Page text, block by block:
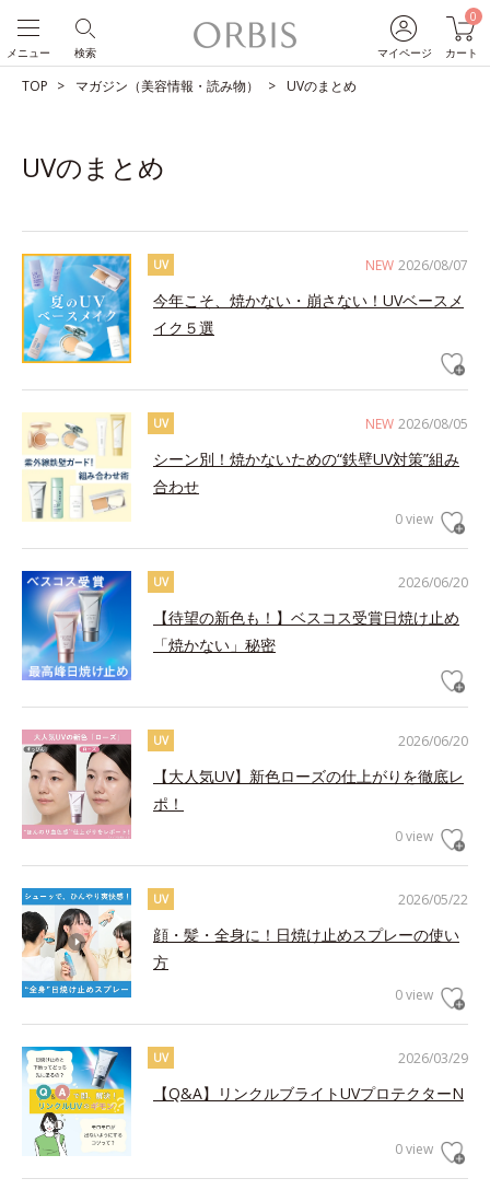
マイページ
0
カート
検索
メニュー
TOP マガジン（美容情報・読み物） UVのまとめ
UVのまとめ
NEW 2026/08/07
UV
今年こそ、焼かない・崩さない！UVベースメ
イク５選
NEW 2026/08/05
UV
シーン別！焼かないための“鉄壁UV対策”組み
合わせ
0 view
2026/06/20
UV
【待望の新色も！】ベスコス受賞日焼け止め
「焼かない」秘密
2026/06/20
UV
【大人気UV】新色ローズの仕上がりを徹底レ
ポ！
0 view
2026/05/22
UV
顔・髪・全身に！日焼け止めスプレーの使い
方
0 view
2026/03/29
UV
【Q&A】リンクルブライトUVプロテクターN
0 view